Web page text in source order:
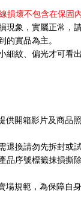
損壞不包含在保固
象，實屬正常，
的實品為主。
細紋、偏光才可看
供開箱影片及商品
退換請勿先拆封或
品序號標籤抹損撕
場規範，為保障自